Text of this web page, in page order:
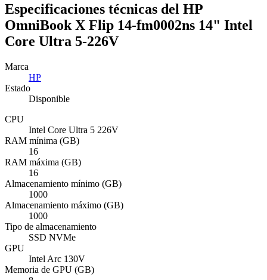
Especificaciones técnicas del HP
OmniBook X Flip 14-fm0002ns 14" Intel
Core Ultra 5-226V
Marca
HP
Estado
Disponible
CPU
Intel Core Ultra 5 226V
RAM mínima (GB)
16
RAM máxima (GB)
16
Almacenamiento mínimo (GB)
1000
Almacenamiento máximo (GB)
1000
Tipo de almacenamiento
SSD NVMe
GPU
Intel Arc 130V
Memoria de GPU (GB)